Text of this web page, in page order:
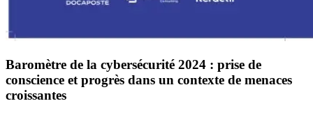
Baromètre de la cybersécurité 2024 : prise de
conscience et progrès dans un contexte de menaces
croissantes